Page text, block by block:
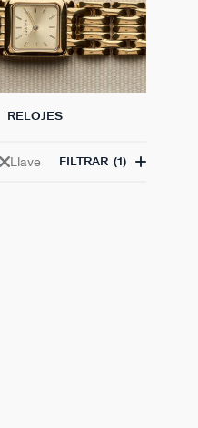
RELOJES
Llave FILTRAR (1)